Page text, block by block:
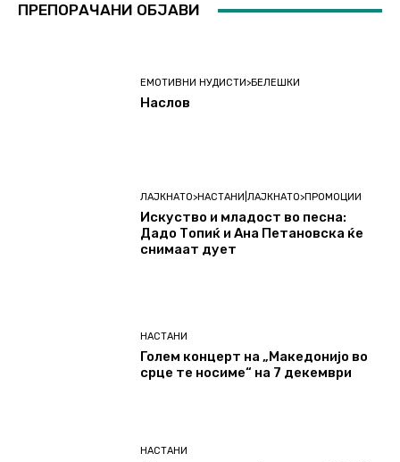
ПРЕПОРАЧАНИ ОБЈАВИ
ЕМОТИВНИ НУДИСТИ>БЕЛЕШКИ
Наслов
ЛАЈКНАТО>НАСТАНИ|ЛАЈКНАТО>ПРОМОЦИИ
Искуство и младост во песна:
Дадо Топиќ и Ана Петановска ќе
снимаат дует
НАСТАНИ
Голем концерт на „Македонијо во
срце те носиме“ на 7 декември
НАСТАНИ